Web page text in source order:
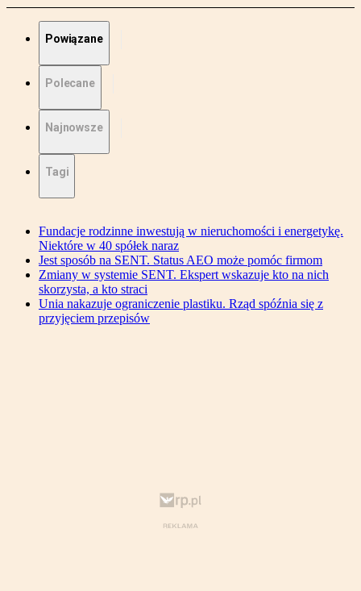
Powiązane
Polecane
Najnowsze
Tagi
Fundacje rodzinne inwestują w nieruchomości i energetykę.
Niektóre w 40 spółek naraz
Jest sposób na SENT. Status AEO może pomóc firmom
Zmiany w systemie SENT. Ekspert wskazuje kto na nich
skorzysta, a kto straci
Unia nakazuje ograniczenie plastiku. Rząd spóźnia się z
przyjęciem przepisów